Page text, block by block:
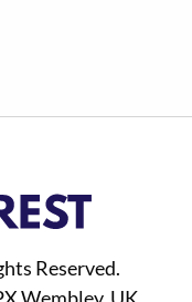
Reserved.